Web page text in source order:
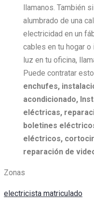
llamanos. También
alumbrado de una
electricidad en un
cables en tu hogar
luz en tu oficina,
Puede contratar
enchufes, i
acondicionado,
eléctricas, r
boletines
eléctricos, c
reparación de
Zonas
electricista matriculado